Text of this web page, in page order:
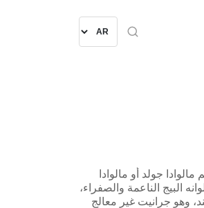
جولد أو مالوادا
البيج الناعمة والصفراء،
وهو جرانيت غير معالج